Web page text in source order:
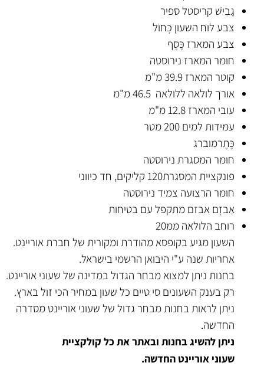
גָבִישׁ קריסטל ספיר
צבע לוח השעון כְּחוֹל
צבע המארז כֶּסֶף
חומר המארז נירוסטה
קוטר המארז 39.9 מ"מ
אורך לולאה ללולאה 46.5 מ"מ
עובי המארז 12.8 מ"מ
עמידות למים 200 מטר
כֶּתֶרמוברג
חומר המסגרת נירוסטה
פונקציית המסגרת120 קליקים, חד כיווני
חומר הרצועה צמיד נירוסטה
אַבזָם אבזם מתקפל עם בטיחות
רוחב הלולאה ממ20
השעון מגיע בקופסא מהודרת ומקורית של חברת אוריינט.
אחריות שנה ע"י היבואן הרשמי בישראל.
בחנות ניתן למצוא מבחר הגדול במדינה של שעוני אוריינט.
רק בענק השעונים סי טיים כל שעון במחיר הכי זול בארץ.
ניתן לראות בחנות מבחר גדול של שעוני אוריינט מסדרה
החדשה.
ניתן להשיג בחנות ובאתר את כל קולקציית
שעוני אוריינט החדשה.